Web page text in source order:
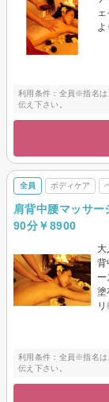
利用条件：全員※指名は
伝え下さい。
全員 ボディケア
肩背中腰マッサー
90分￥8900
背
塗
利用条件：全員※指名は
伝え下さい。